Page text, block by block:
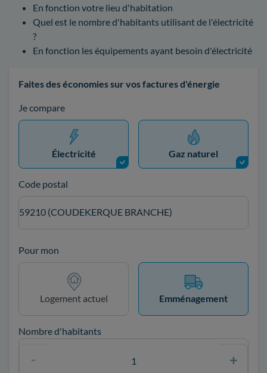
En fonction votre lieu d'habitation
Quel est le nombre d'habitants utilisant de l'électricité
?
En fonction les équipements ayant besoin d'électricité
Faites des économies sur vos factures d'énergie
Je compare
Électricité Gaz naturel
Code postal
59210 (COUDEKERQUE BRANCHE)
Pour mon
Logement actuel Emménagement
Nombre d'habitants